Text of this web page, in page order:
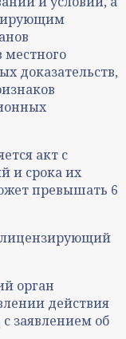
местного
доказательств,
акт с
и срока их
превышать 6
лицензирующий
орган
действия
заявлением об